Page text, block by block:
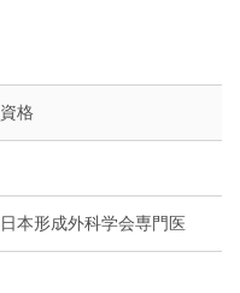
資格
日本形成外科学会専門医